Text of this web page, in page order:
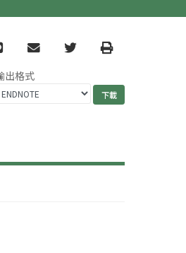
email TwitterPrint
出格式